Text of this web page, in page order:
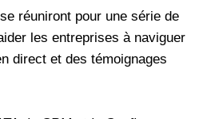
réuniront pour une série de
les entreprises à naviguer
direct et des témoignages